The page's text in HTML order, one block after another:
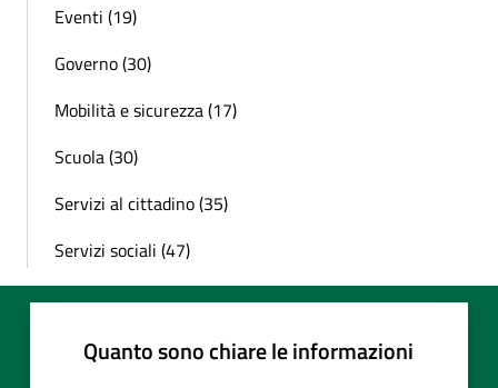
Eventi (19)
Governo (30)
Mobilità e sicurezza (17)
Scuola (30)
Servizi al cittadino (35)
Servizi sociali (47)
Quanto sono chiare le informazioni